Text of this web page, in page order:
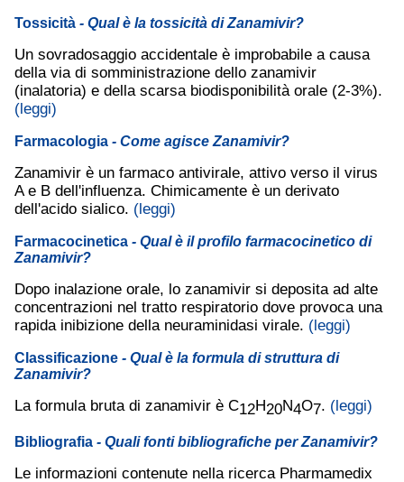
Tossicità - Qual è la tossicità di Zanamivir?
Un sovradosaggio accidentale è improbabile a causa
della via di somministrazione dello zanamivir
(inalatoria) e della scarsa biodisponibilità orale (2-3%).
(leggi)
Farmacologia - Come agisce Zanamivir?
Zanamivir è un farmaco antivirale, attivo verso il virus
A e B dell'influenza. Chimicamente è un derivato
dell'acido sialico. (leggi)
Farmacocinetica - Qual è il profilo farmacocinetico di
Zanamivir?
Dopo inalazione orale, lo zanamivir si deposita ad alte
concentrazioni nel tratto respiratorio dove provoca una
rapida inibizione della neuraminidasi virale. (leggi)
Classificazione - Qual è la formula di struttura di
Zanamivir?
La formula bruta di zanamivir è C12H20N4O7. (leggi)
Bibliografia - Quali fonti bibliografiche per Zanamivir?
Le informazioni contenute nella ricerca Pharmamedix